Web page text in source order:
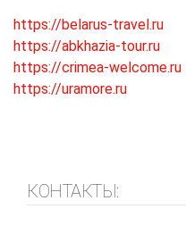
https://belarus-travel.ru
https://abkhazia-tour.ru
https://crimea-welcome.ru
https://uramore.ru
КОНТАКТЫ: